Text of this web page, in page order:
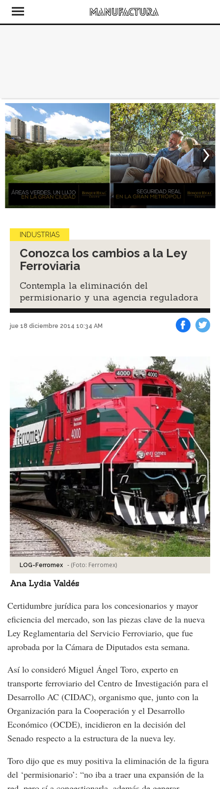
INDUSTRIAS
Conozca los cambios a la Ley
Ferroviaria
Contempla la eliminación del
permisionario y una agencia reguladora
jue 18 diciembre 2014 10:34 AM
LOG-Ferromex - (Foto: Ferromex)
Ana Lydia Valdés
Certidumbre jurídica para los concesionarios y mayor
eficiencia del mercado, son las piezas clave de la nueva
Ley Reglamentaria del Servicio Ferroviario, que fue
aprobada por la Cámara de Diputados esta semana.
Así lo consideró Miguel Ángel Toro, experto en
transporte ferroviario del Centro de Investigación para el
Desarrollo AC (CIDAC), organismo que, junto con la
Organización para la Cooperación y el Desarrollo
Económico (OCDE), incidieron en la decisión del
Senado respecto a la estructura de la nueva ley.
Toro dijo que es muy positiva la eliminación de la figura
del ‘permisionario’: “no iba a traer una expansión de la